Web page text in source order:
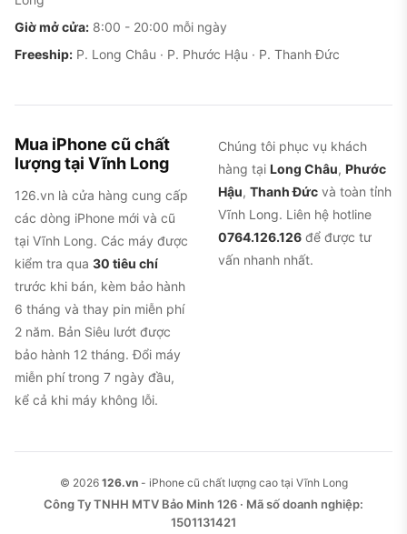
Giờ mở cửa: 8:00 - 20:00 mỗi ngày
Freeship: P. Long Châu · P. Phước Hậu · P. Thanh Đức
Mua iPhone cũ chất
lượng tại Vĩnh Long
126.vn là cửa hàng cung cấp
các dòng iPhone mới và cũ
tại Vĩnh Long. Các máy được
kiểm tra qua 30 tiêu chí
trước khi bán, kèm bảo hành
6 tháng và thay pin miễn phí
2 năm. Bản Siêu lướt được
bảo hành 12 tháng. Đổi máy
miễn phí trong 7 ngày đầu,
kể cả khi máy không lỗi.
Chúng tôi phục vụ khách
hàng tại Long Châu, Phước
Hậu, Thanh Đức và toàn tỉnh
Vĩnh Long. Liên hệ hotline
0764.126.126 để được tư
vấn nhanh nhất.
© 2026 126.vn- iPhone cũ chất lượng cao tại Vĩnh Long
Công Ty TNHH MTV Bảo Minh 126 · Mã số doanh nghiệp:
1501131421